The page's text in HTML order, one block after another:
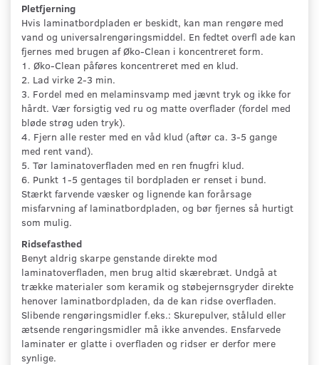
Pletfjerning
Hvis laminatbordpladen er beskidt, kan man rengøre med
vand og universalrengøringsmiddel. En fedtet overfl ade kan
fjernes med brugen af Øko-Clean i koncentreret form.
1. Øko-Clean påføres koncentreret med en klud.
2. Lad virke 2-3 min.
3. Fordel med en melaminsvamp med jævnt tryk og ikke for
hårdt. Vær forsigtig ved ru og matte overflader (fordel med
bløde strøg uden tryk).
4. Fjern alle rester med en våd klud (aftør ca. 3-5 gange
med rent vand).
5. Tør laminatoverfladen med en ren fnugfri klud.
6. Punkt 1-5 gentages til bordpladen er renset i bund.
Stærkt farvende væsker og lignende kan forårsage
misfarvning af laminatbordpladen, og bør fjernes så hurtigt
som mulig.
Ridsefasthed
Benyt aldrig skarpe genstande direkte mod
laminatoverfladen, men brug altid skærebræt. Undgå at
trække materialer som keramik og støbejernsgryder direkte
henover laminatbordpladen, da de kan ridse overfladen.
Slibende rengøringsmidler f.eks.: Skurepulver, ståluld eller
ætsende rengøringsmidler må ikke anvendes. Ensfarvede
laminater er glatte i overfladen og ridser er derfor mere
synlige.